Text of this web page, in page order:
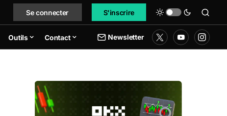
Se connecter S'inscrire
Outils Contact Newsletter